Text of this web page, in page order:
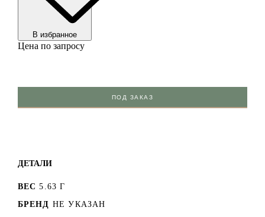
В избранноe
Цена по запросу
ПОД ЗАКАЗ
ДЕТАЛИ
ВЕС 5.63 Г
БРЕНД НЕ УКАЗАН